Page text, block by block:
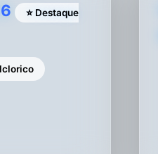
⭐ Destaque